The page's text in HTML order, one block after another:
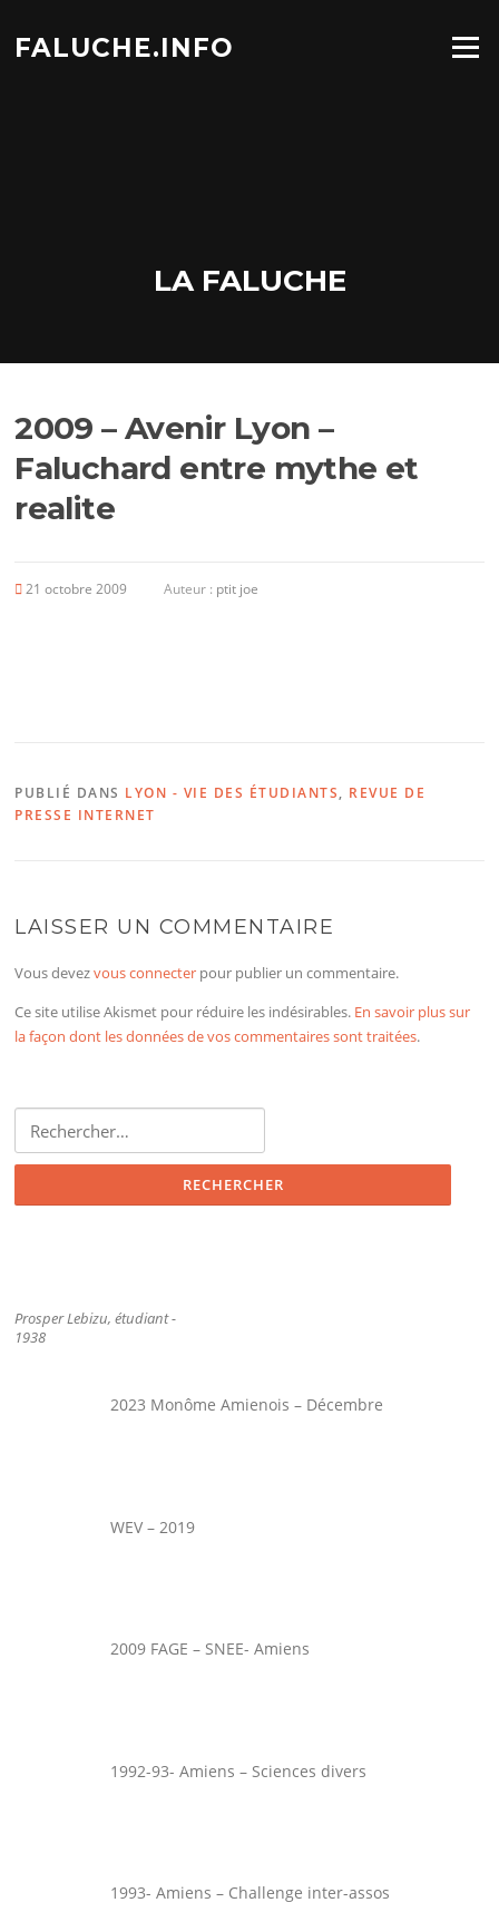
contenu
FALUCHE.INFO Menu
LA FALUCHE
2009 – Avenir Lyon –
Faluchard entre mythe et
realite
21 octobre 2009 Auteur : ptit joe
PUBLIÉ DANS LYON - VIE DES ÉTUDIANTS, REVUE DE
PRESSE INTERNET
LAISSER UN COMMENTAIRE
Vous devezvous connecter pour publier un commentaire.
Ce site utilise Akismet pour réduire les indésirables. En savoir plus sur
la façon dont les données de vos commentaires sont traitées.
Prosper Lebizu, étudiant -
1938
2023 Monôme Amienois – Décembre
WEV – 2019
2009 FAGE – SNEE- Amiens
1992-93- Amiens – Sciences divers
1993- Amiens – Challenge inter-assos